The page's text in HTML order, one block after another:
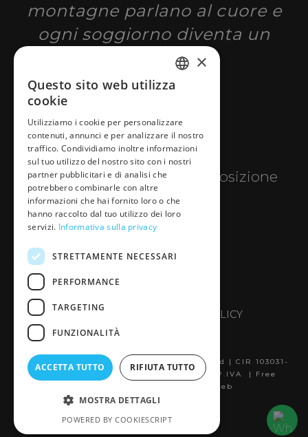
montagne parlano al cuore e
ogni soggiorno diventa un
ricordo
Siamo a tua completa disposizione
+39 338 344 8489
Social
PRIVACY POLICY COOKIE POLICY
Le Alpi copyright © 2026.All right reserved | CIR 103031-
ALB-00004 | CIN IT103031A1ZGKPC94J | P.IVA |
Free
consultancy e credits Ossolaweb
EN
DE
×
Questo sito web utilizza
cookie
Utilizziamo i cookie per personalizzare
contenuti, annunci e per analizzare il nostro
traffico. Condividiamo inoltre informazioni
sul tuo utilizzo del nostro sito con i nostri
partner pubblicitari e di analisi che
potrebbero combinarle con altre
informazioni che hai fornito loro o che
hanno raccolto dal tuo utilizzo dei loro
servizi. Informativa sulla privacy
STRETTAMENTE NECESSARI
PERFORMANCE
TARGETING
FUNZIONALITÀ
ACCETTA TUTTO RIFIUTA TUTTO
MOSTRA DETTAGLI
POWERED BY COOKIESCRIPT